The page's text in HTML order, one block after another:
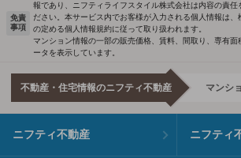
免責
事項
報であり、ニフティライフスタイル株式会社は内容の責任
ださい。本サービス内でお客様が入力される個人情報は
の定める個人情報規約に従って取り扱われます。
マンション情報の一部の販売価格、賃料、間取り、専有
ータを表示しています。
不動産・住宅情報のニフティ不動産 マンシ
ニフティ不動産 ニフティ